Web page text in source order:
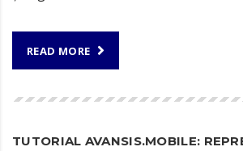
READ MORE
TUTORIAL AVANSIS.MOBILE: